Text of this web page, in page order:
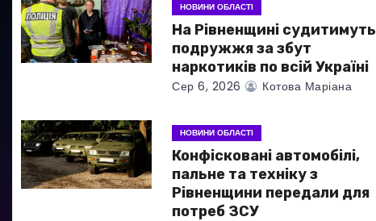
з
а
и
с
і
НОВИНИ ОБЛАСТІ
На Рівненщині судитимуть
подружжя за збут
наркотиків по всій Україні
Сер 6, 2026 Котова Маріана
НОВИНИ ОБЛАСТІ
Конфісковані автомобілі,
пальне та техніку з
Рівненщини передали для
потреб ЗСУ